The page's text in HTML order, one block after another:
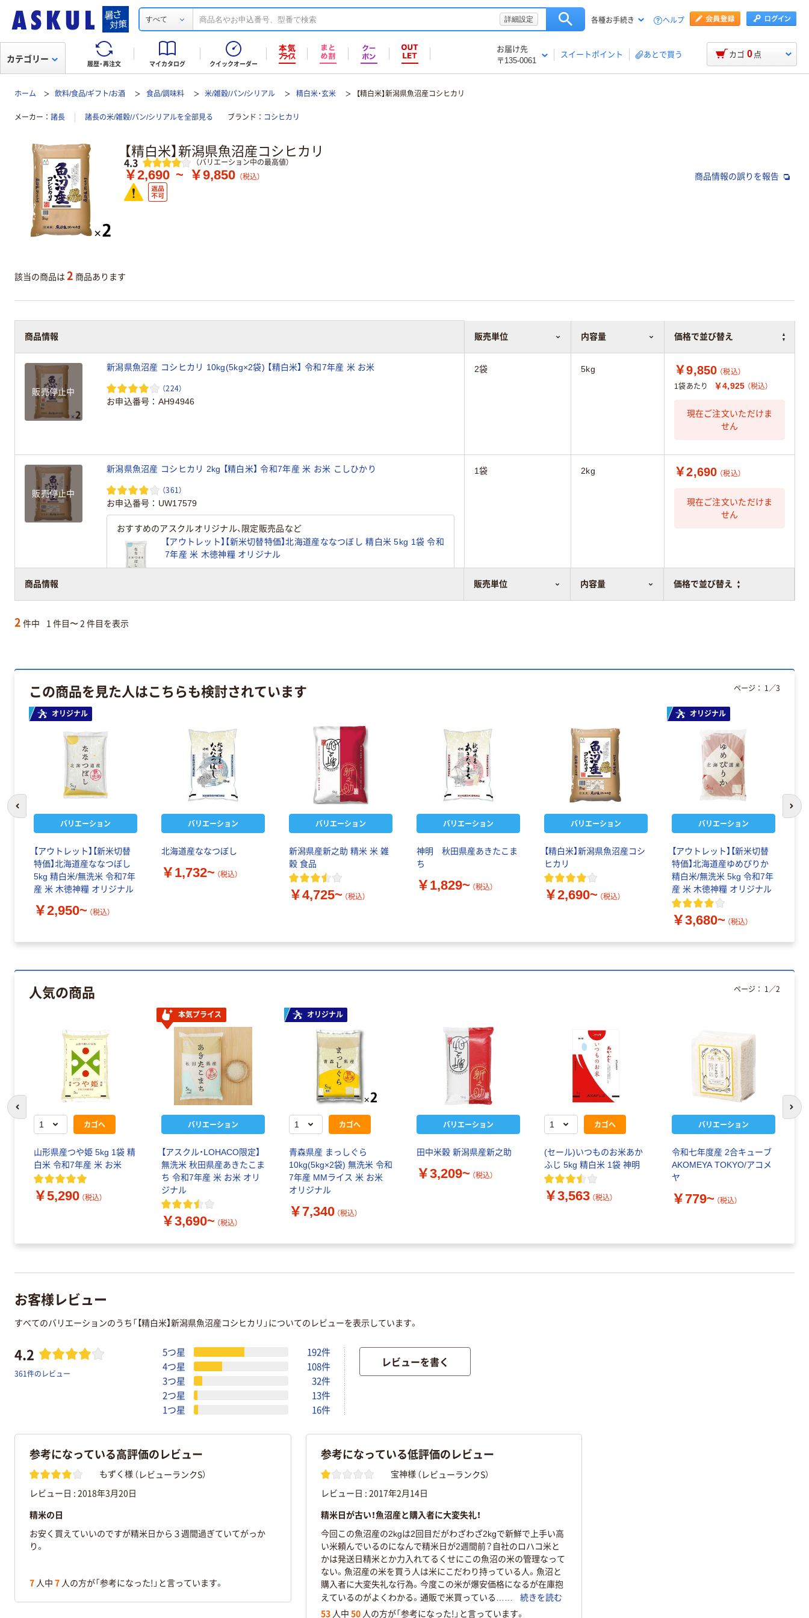
すべて 詳細設定 各種お手続き ヘルプ
履歴・再注文 マイカタログ クイックオーダー
お届け先
〒135-0061
スイートポイント あとで買う
カテゴリー カゴ 0 点
ホーム 飲料/食品/ギフト/お酒 食品/調味料 米/雑穀/パン/シリアル 精白米・玄米 【精白米】新潟県魚沼産コシヒカリ
メーカー 諸長 諸長の米/雑穀/パン/シリアルを全部見る ブランド コシヒカリ
【精白米】新潟県魚沼産コシヒカリ
レビュー
4.3 （バリエーション中の最高値）
￥2,690 ~ ￥9,850 （税込） 商品情報の誤りを報告
該当の商品は 2 商品あります
商品情報 販売単位 内容量 価格で並び替え
商品情報 販売単位 内容量 価格で並び替え
販売停止中
新潟県魚沼産 コシヒカリ 10kg(5kg×2袋) 【精白米】 令和7年産 米 お米
（224）
お申込番号 AH94946
2袋 5kg ￥9,850 （税込）
1袋あたり
￥4,925 （税込）
現在ご注文いただけま
せん
販売停止中
新潟県魚沼産 コシヒカリ 2kg 【精白米】 令和7年産 米 お米 こしひかり
（361）
お申込番号 UW17579
おすすめのアスクルオリジナル、限定販売品など
【アウトレット】【新米切替特価】北海道産ななつぼし 精白米 5kg 1袋 令和
7年産 米 木徳神糧 オリジナル
1袋 2kg ￥2,690 （税込）
現在ご注文いただけま
せん
2 件中 1 件目〜 2 件目を表示
この商品を見た人はこちらも検討されています
オリジナル
バリエーション
【アウトレット】【新米切替
特価】北海道産ななつぼし
5kg 精白米/無洗米 令和7年
産 米 木徳神糧 オリジナル
￥2,950~ （税込）
バリエーション
北海道産ななつぼし
￥1,732~ （税込）
バリエーション
新潟県産新之助 精米 米 雑
穀 食品
￥4,725~ （税込）
バリエーション
神明 秋田県産あきたこま
ち
￥1,829~ （税込）
バリエーション
【精白米】新潟県魚沼産コシ
ヒカリ
￥2,690~ （税込）
オリジナル
バリエーション
【アウトレット】【新米切替
特価】北海道産ゆめぴりか
精白米/無洗米 5kg 令和7年
産 米 木徳神糧 オリジナル
￥3,680~ （税込）
ページ： 1 ／3
前のスライドへ 次
人気の商品
カゴへ
山形県産つや姫 5kg 1袋 精
白米 令和7年産 米 お米
￥5,290 （税込）
本気プライス
バリエーション
【アスクル・LOHACO限定】
無洗米 秋田県産あきたこま
ち 令和7年産 米 お米 オリ
ジナル
￥3,690~ （税込）
オリジナル
カゴへ
青森県産 まっしぐら
10kg(5kg×2袋) 無洗米 令和
7年産 MMライス 米 お米
オリジナル
￥7,340 （税込）
バリエーション
田中米穀 新潟県産新之助
￥3,209~ （税込）
カゴへ
(セール)いつものお米あか
ふじ 5kg 精白米 1袋 神明
￥3,563 （税込）
バリエーション
令和七年度産 2合キューブ
AKOMEYA TOKYO/アコメ
ヤ
￥779~ （税込）
ページ： 1 ／2
前のスライドへ 次
お客様レビュー
すべてのバリエーションのうち「【精白米】新潟県魚沼産コシヒカリ」についてのレビューを表示しています。
4.2
361件のレビュー
5つ星
192件
4つ星
108件
3つ星
32件
2つ星
13件
1つ星
16件
レビューを書く
参考になっている高評価のレビュー
もずく様 （レビューランクS）
レビュー日 : 2018年3月20日
精米の日
お安く買えていいのですが精米日から３週間過ぎていてがっか
り。
7 人中 7 人の方が「参考になった!」と言っています。
参考になっている低評価のレビュー
宝神様 （レビューランクS）
レビュー日 : 2017年2月14日
精米日が古い！魚沼産と購入者に大変失礼！
今回この魚沼産の2kgは2回目だがわざわざ2kgで新鮮で上手い高
い米頼んでいるのになんで精米日が2週間前？自社のロハコ米と
かは発送日精米とか力入れてるくせにこの魚沼の米の管理なって
ない。魚沼産の米を買う人は米にこだわり持っている人。魚沼と
購入者に大変失礼な行為。今度この米が爆安価格になるが在庫抱
えているのがよくわかる。通販で米買っている……
続きを読む
53人中 50人の方が「参考になった!」と言っています。